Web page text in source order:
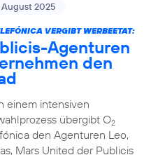
August 2025
VERGIBT WERBEETAT:
Agenturen
den
einem intensiven
übergibt O2
den Agenturen Leo,
Mars United der Publicis